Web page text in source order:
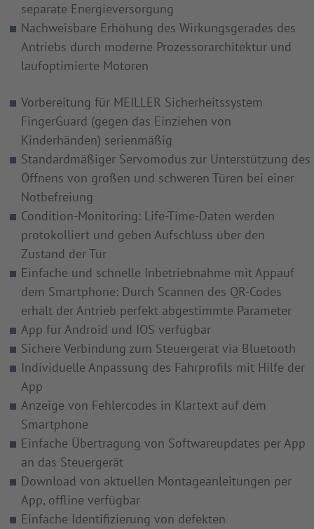
separate Energieversorgung
Nachweisbare Erhöhung des Wirkungsgerades des
Antriebs durch moderne Prozessorarchitektur und
laufoptimierte Motoren
Vorbereitung für MEILLER Sicherheitssystem
FingerGuard (gegen das Einziehen von
Kinderhänden) serienmäßig
Standardmäßiger Servomodus zur Unterstützung des
Öffnens von großen und schweren Türen bei einer
Notbefreiung
Condition-Monitoring: Life-Time-Daten werden
protokolliert und geben Aufschluss über den
Zustand der Tür
Einfache und schnelle Inbetriebnahme mit Appauf
dem Smartphone: Durch Scannen des QR-Codes
erhält der Antrieb perfekt abgestimmte Parameter
App für Android und IOS verfügbar
Sichere Verbindung zum Steuergerät via Bluetooth
Individuelle Anpassung des Fahrprofils mit Hilfe der
App
Anzeige von Fehlercodes in Klartext auf dem
Smartphone
Einfache Übertragung von Softwareupdates per App
an das Steuergerät
Download von aktuellen Montageanleitungen per
App, offline verfügbar
Einfache Identifizierung von defekten